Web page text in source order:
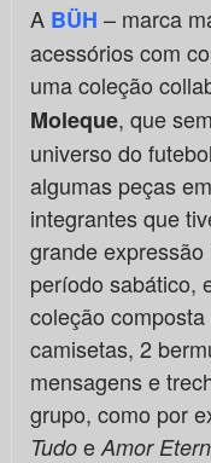
A BÜH – marca
acessórios com
uma coleção
Moleque, que
universo do
algumas peças
integrantes que
grande
período sabático,
coleção
camisetas, 2
mensagens e
grupo, como por
Tudo e Amor